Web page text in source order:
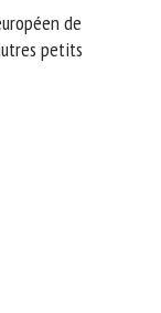
de
petits